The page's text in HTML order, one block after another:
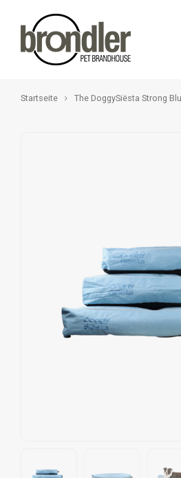
Startseite The DoggySiësta Strong